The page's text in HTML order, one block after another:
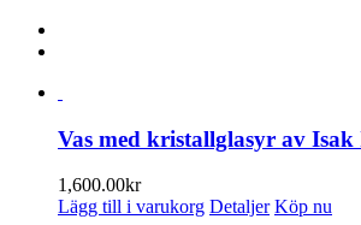
Vas med kristallglasyr av Isak
1,600.00kr
Lägg till i varukorg Detaljer Köp nu